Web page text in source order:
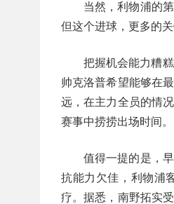
当然，利物浦的
但这个进球，更多的
把握机会能力糟
帅克洛普希望能够在
远，在主力全员的情
赛事中捞捞出场时间。
值得一提的是，
抗能力欠佳，利物浦
疗。据悉，南野拓实